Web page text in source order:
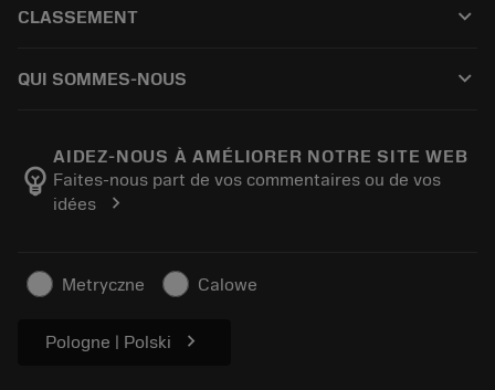
Jakelijat ja asiantuntijat
Laskimet ja sovellukset
CLASSEMENT keyboard_arrow_down
Tilaa
Seuraa tilaustasi
Pyydä tarjous
QUI SOMMES-NOUS keyboard_arrow_down
Manufacturing Wellness
Ura
Kestävä liiketoiminta
Lehdistölle
emoji_objects
AIDEZ-NOUS À AMÉLIORER NOTRE SITE WEB
Faites-nous part de vos commentaires ou de vos
idées
chevron_right
Metryczne Calowe
Pologne | Polski chevron_right